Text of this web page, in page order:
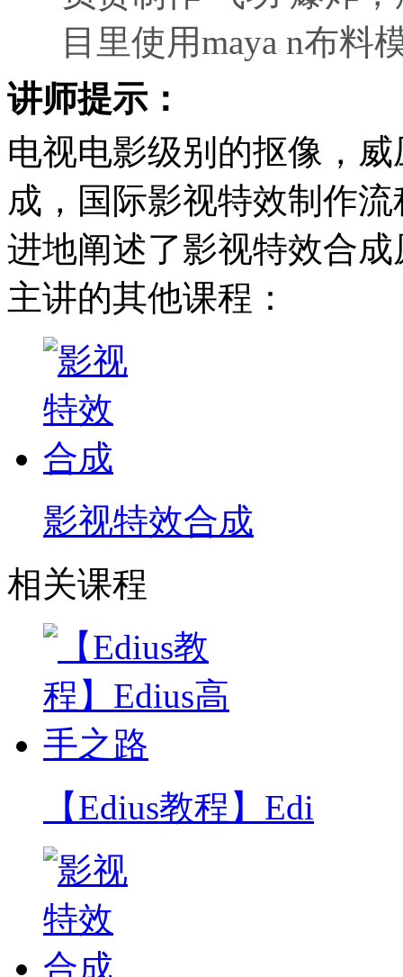
目里使用maya n布料
讲师提示：
电视电影级别的抠像，
成，国际影视特效制作
进地阐述了影视特效合成
主讲的其他课程：
影视特效合成
相关课程
【Edius教程】Edi